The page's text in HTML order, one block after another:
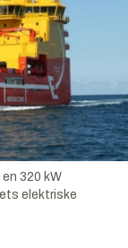
320 kW
elektriske